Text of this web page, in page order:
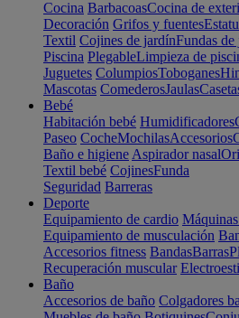
Cocina BarbacoasCocina de
Decoración Grifos y fuentes
Textil Cojines de jardínFundas de
Piscina PlegableLimpieza de
Juguetes ColumpiosToboganes
Mascotas ComederosJaulas
Bebé
Habitación bebé Humidificadores
Paseo CocheMochilasAccesorios
Baño e higiene Aspirador nasal
Textil bebé CojinesFunda
Seguridad Barreras
Deporte
Equipamiento de cardio
Equipamiento de musculación
Accesorios fitness BandasBarras
Recuperación muscular
Baño
Accesorios de baño Colgadores